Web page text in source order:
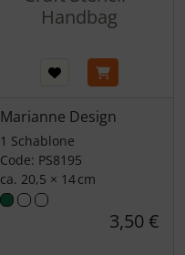
Handbag
Marianne Design
1 Schablone
Code: PS8195
ca. 20,5 × 14 cm
3,50 €